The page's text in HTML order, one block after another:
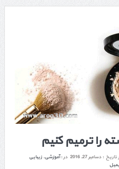
را ترمیم کنیم
تاریخ : دسامبر 27, 2016 در :آموزشی, زیبایی